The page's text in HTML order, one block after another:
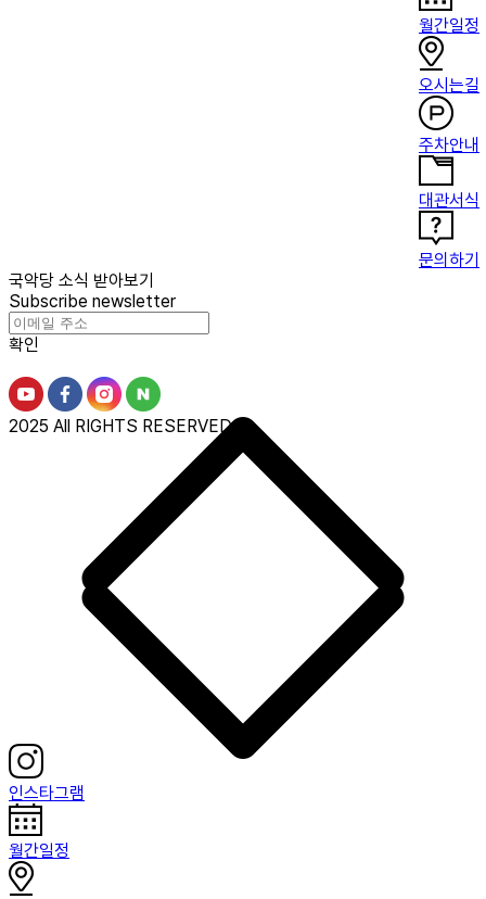
월간일정
오시는길
주차안내
대관서식
문의하기
인스타그램
월간일정
국악당 소식 받아보기
Subscribe newsletter
확인
2025 All RIGHTS RESERVED.